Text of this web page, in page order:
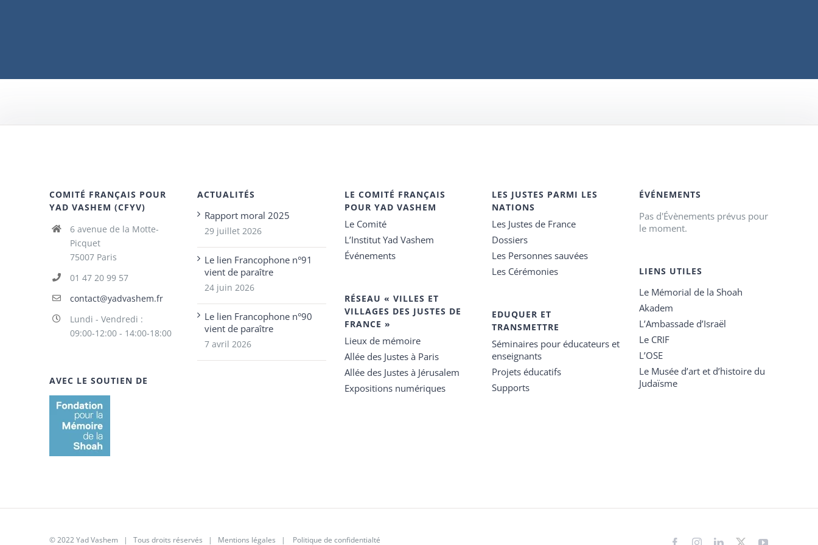
COMITÉ FRANÇAIS POUR
YAD VASHEM (CFYV)
6 avenue de la Motte-
Picquet
75007 Paris
01 47 20 99 57
contact@yadvashem.fr
Lundi - Vendredi :
09:00-12:00 - 14:00-18:00
AVEC LE SOUTIEN DE
ACTUALITÉS
Rapport moral 2025
29 juillet 2026
Le lien Francophone n°91
vient de paraître
24 juin 2026
Le lien Francophone n°90
vient de paraître
7 avril 2026
LE COMITÉ FRANÇAIS
POUR YAD VASHEM
Le Comité
L’Institut Yad Vashem
Événements
RÉSEAU « VILLES ET
VILLAGES DES JUSTES DE
FRANCE »
Lieux de mémoire
Allée des Justes à Paris
Allée des Justes à Jérusalem
Expositions numériques
LES JUSTES PARMI LES
NATIONS
Les Justes de France
Dossiers
Les Personnes sauvées
Les Cérémonies
EDUQUER ET
TRANSMETTRE
Séminaires pour éducateurs et
enseignants
Projets éducatifs
Supports
ÉVÉNEMENTS
Pas d'Évènements prévus pour
le moment.
LIENS UTILES
Le Mémorial de la Shoah
Akadem
L’Ambassade d’Israël
Le CRIF
L’OSE
Le Musée d’art et d’histoire du
Judaïsme
© 2022 Yad Vashem | Tous droits réservés | Mentions légales | Politique de confidentialté FacebookInstagramLinkedIn
X YouTube